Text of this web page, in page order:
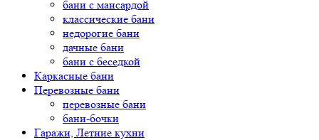
бани с мансардой
классические бани
недорогие бани
дачные бани
бани с беседкой
Каркасные бани
Перевозные бани
перевозные бани
бани-бочки
Гаражи, Летние кухни